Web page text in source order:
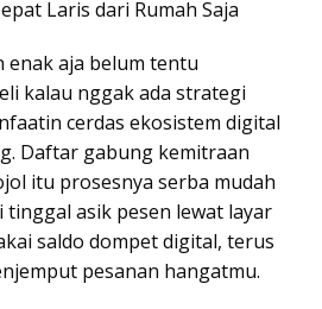
Laris dari Rumah Saja
enak aja belum tentu
kalau nggak ada strategi
cerdas ekosistem digital
Daftar gabung kemitraan
itu prosesnya serba mudah
tinggal asik pesen lewat layar
saldo dompet digital, terus
pesanan hangatmu.